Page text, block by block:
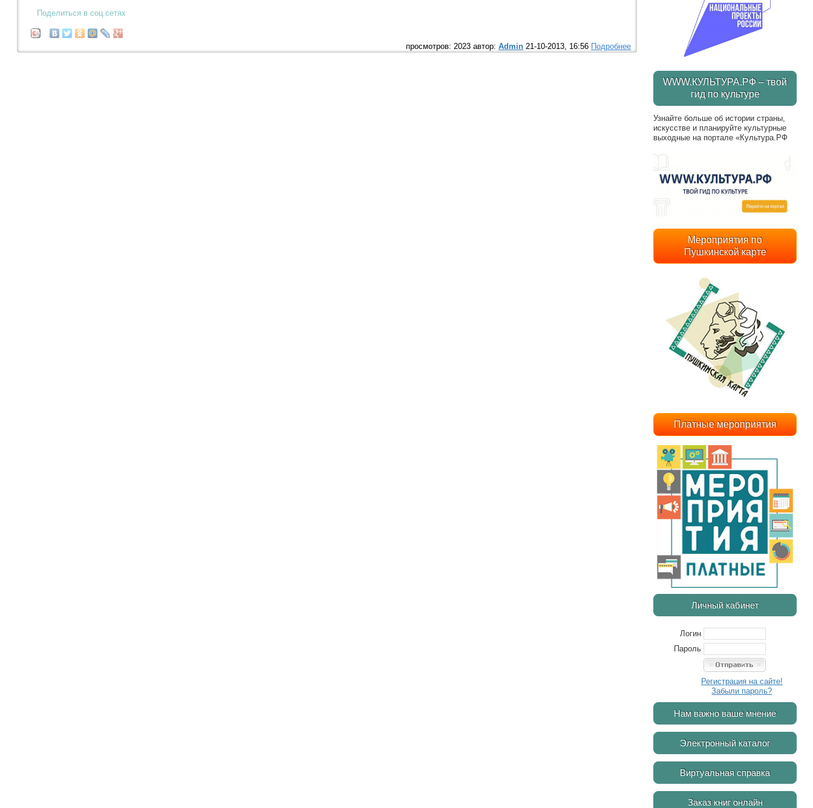
Поделиться в соц.сетях
просмотров: 2023 автор: Admin21-10-2013, 16:56 Подробнее
WWW.КУЛЬТУРА.РФ – твой
гид по культуре
Узнайте больше об истории страны,
искусстве и планируйте культурные
выходные на портале «Культура.РФ
Мероприятия по
Пушкинской карте
Платные мероприятия
Личный кабинет
Логин
Пароль
Регистрация на сайте!
Забыли пароль?
Нам важно ваше мнение
Электронный каталог
Виртуальная справка
Заказ книг онлайн